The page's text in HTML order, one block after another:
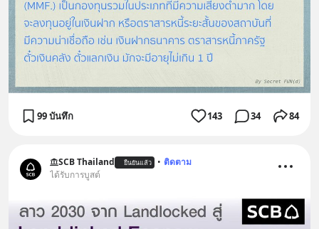
99 บันทึก 143 34 84
SCB Thailand ยืนยันแล้ว • ติดตาม
ได้รับการบูสต์